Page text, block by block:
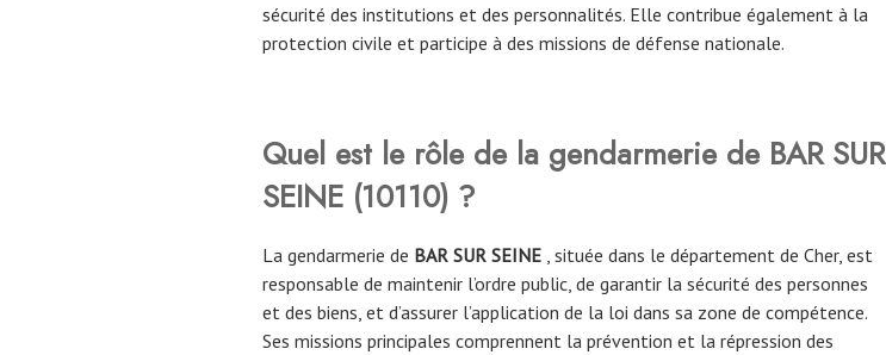
sécurité des institutions et des personnalités. Elle contribue également à la
protection civile et participe à des missions de défense nationale.
Quel est le rôle de la gendarmerie de BAR SUR
SEINE (10110) ?
La gendarmerie de BAR SUR SEINE , située dans le département de Cher, est
responsable de maintenir l’ordre public, de garantir la sécurité des personnes
et des biens, et d’assurer l’application de la loi dans sa zone de compétence.
Ses missions principales comprennent la prévention et la répression des